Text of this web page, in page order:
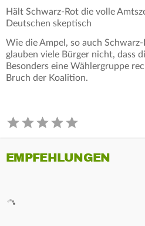
Hält Schwarz-Rot die volle
Deutschen skeptisch
Wie die Ampel, so auch
glauben viele Bürger nicht, dass
Besonders eine Wählergruppe
Bruch der Koalition.
EMPFEHLUNGEN